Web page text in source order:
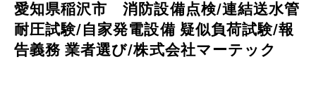
愛知県稲沢市 消防設備点検/連結送水管
耐圧試験/自家発電設備 疑似負荷試験/報
告義務 業者選び/株式会社マーテック